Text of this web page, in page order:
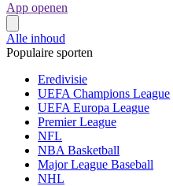
App openen
Alle inhoud
Populaire sporten
Eredivisie
UEFA Champions League
UEFA Europa League
Premier League
NFL
NBA Basketball
Major League Baseball
NHL